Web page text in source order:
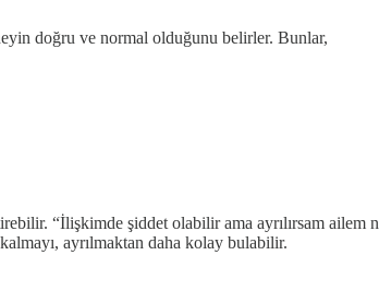
doğru ve normal olduğunu belirler. Bunlar,
“İlişkimde şiddet olabilir ama ayrılırsam
ayrılmaktan daha kolay bulabilir.